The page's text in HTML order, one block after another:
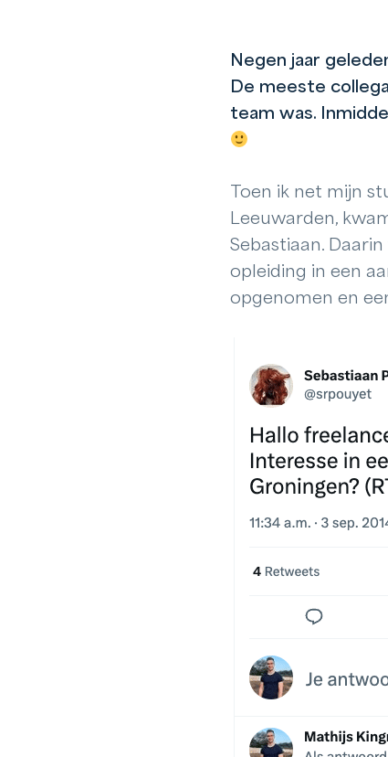
Negen jaar
De meeste
team was.
Toen ik net mijn
Leeuwarden,
Sebastiaan.
opleiding in een
opgenomen en